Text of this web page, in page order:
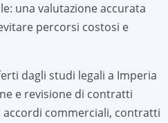
una valutazione accurata
percorsi costosi e
dagli studi legali a Imperia
e revisione di contratti
commerciali, contratti